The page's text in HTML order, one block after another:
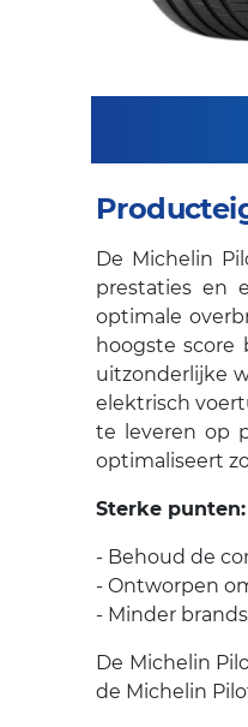
De Michelin
prestaties en
optimale
hoogste score
uitzonderlijke
elektrisch
te leveren op
optimaliseert
Sterke punten:
- Behoud de
- Ontworpen
- Minder
De Michelin
de Michelin